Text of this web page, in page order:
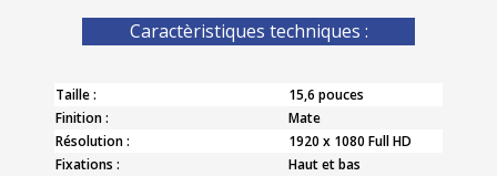
Caractèristiques techniques :
Taille :
15,6 pouces
Finition :
Mate
Résolution :
1920 x 1080 Full HD
Fixations :
Haut et bas